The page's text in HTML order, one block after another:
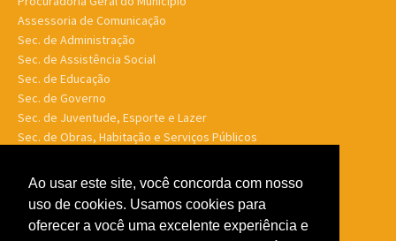
Assessoria de Comunicação
Sec. de Administração
Sec. de Assistência Social
Sec. de Educação
Sec. de Governo
Sec. de Juventude, Esporte e Lazer
Sec. de Obras, Habitação e Serviços Públicos
Sec. de Saúde
Sec. de Turismo
Sec. de Meio Ambiente, Desenv. Agrário, Aquicultura e Pesca
Ao usar este site, você concorda com nosso
uso de cookies. Usamos cookies para
oferecer a você uma excelente experiência e